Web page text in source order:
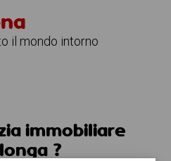
il mondo intorno
immobiliare
?